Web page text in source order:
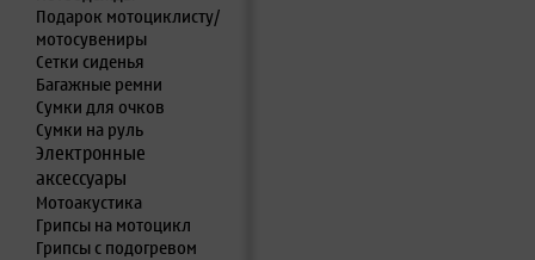
Подарок мотоциклисту/
мотосувениры
Сетки сиденья
Багажные ремни
Сумки для очков
Сумки на руль
Электронные
аксессуары
Мотоакустика
Грипсы на мотоцикл
Грипсы с подогревом